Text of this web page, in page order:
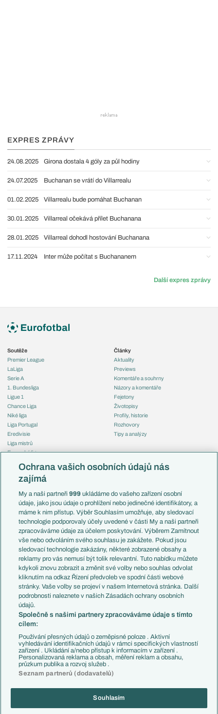
EXPRES ZPRÁVY
24.08.2025 Girona dostala 4 góly za půl hodiny
24.07.2025 Buchanan se vrátí do Villarrealu
01.02.2025 Villarrealu bude pomáhat Buchanan
30.01.2025 Villarreal očekává přílet Buchanana
28.01.2025 Villarreal dohodl hostování Buchanana
17.11.2024 Inter může počítat s Buchananem
Další expres zprávy
Soutěže
Premier League
LaLiga
Serie A
1. Bundesliga
Ligue 1
Chance Liga
Niké liga
Liga Portugal
Eredivisie
Liga mistrů
Evropská liga
Mistrovství světa
Liga národů
Témata
Představení týmů MS
EuroSkauting
PL v kostce
Evropské koeficienty
Přestupy
Přestupové spekulace
Zranění
Kluby
Arsenal FC
Chelsea FC
Manchester United
AC Milán
Juventus FC
Bayern Mnichov
FC Barcelona
Real Madrid
Články
Aktuality
Previews
Komentáře a souhrny
Názory a komentáře
Fejetony
Životopisy
Profily, historie
Rozhovory
Tipy a analýzy
Česko
Francie
Itálie
Německo
Španělsko
Argentina
Brazílie
Přestupy
Zápasy
Livescore
Tipovací soutěž
Copyright © 2001-2026 EuroFotbal.cz. Využíváme zpravodajství ČTK.
Ochrana vašich osobních údajů nás
zajímá
My a naši partneři999 ukládáme do vašeho zařízení osobní
údaje, jako jsou údaje o prohlížení nebo jedinečné identifikátory, a
máme k nim přístup. Výběr Souhlasím umožňuje, aby sledovací
technologie podporovaly účely uvedené v části My a naši partneři
zpracováváme údaje za účelem poskytování. Výběrem Zamítnout
vše nebo odvoláním svého souhlasu je zakážete. Pokud jsou
sledovací technologie zakázány, některé zobrazené obsahy a
reklamy pro vás nemusí být tolik relevantní. Tuto nabídku můžete
kdykoli znovu zobrazit a změnit své volby nebo souhlas odvolat
kliknutím na odkaz Řízení předvoleb ve spodní části webové
stránky. Vaše volby se projeví v našem Internetová stránka. Další
podrobnosti naleznete v našich Zásadách ochrany osobních
údajů.
Společně s našimi partnery zpracováváme údaje s tímto
cílem:
Používání přesných údajů o zeměpisné poloze . Aktivní
vyhledávání identifikačních údajů v rámci specifických vlastností
zařízení . Ukládání a/nebo přístup k informacím v zařízení .
Personalizovaná reklama a obsah, měření reklam a obsahu,
průzkum publika a rozvoj služeb .
Seznam partnerů (dodavatelů)
Souhlasím